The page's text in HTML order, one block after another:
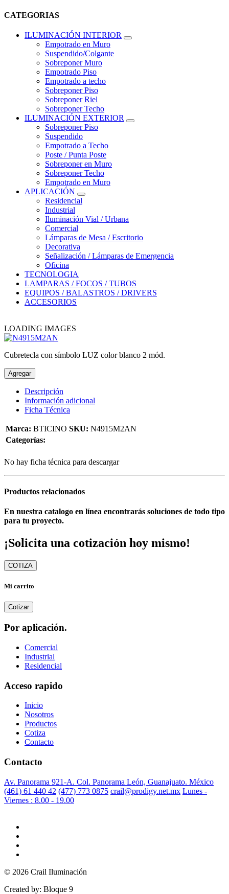
CATEGORIAS
ILUMINACIÓN INTERIOR
Empotrado en Muro
Suspendido/Colgante
Sobreponer Muro
Empotrado Piso
Empotrado a techo
Sobreponer Piso
Sobreponer Riel
Sobreponer Techo
ILUMINACIÓN EXTERIOR
Sobreponer Piso
Suspendido
Empotrado a Techo
Poste / Punta Poste
Sobreponer en Muro
Sobreponer Techo
Empotrado en Muro
APLICACIÓN
Residencial
Industrial
Iluminación Vial / Urbana
Comercial
Lámparas de Mesa / Escritorio
Decorativa
Señalización / Lámparas de Emergencia
Oficina
TECNOLOGIA
LAMPARAS / FOCOS / TUBOS
EQUIPOS / BALASTROS / DRIVERS
ACCESORIOS
LOADING IMAGES
Cubretecla con símbolo LUZ color blanco 2 mód.
Agregar
Descripción
Información adicional
Ficha Técnica
Marca: BTICINO SKU: N4915M2AN
Categorías:
No hay ficha técnica para descargar
Productos relacionados
En nuestra catalogo en línea encontrarás soluciones de todo tipo
para tu proyecto.
¡Solicita una cotización hoy mismo!
COTIZA
Mi carrito
Cotizar
Por aplicación.
Comercial
Industrial
Residencial
Acceso rapido
Inicio
Nosotros
Productos
Cotiza
Contacto
Contacto
Av. Panorama 921-A. Col. Panorama León, Guanajuato. México
(461) 61 440 42 (477) 773 0875 crail@prodigy.net.mx Lunes -
Viernes : 8.00 - 19.00
© 2026 Crail Iluminación
Created by: Bloque 9